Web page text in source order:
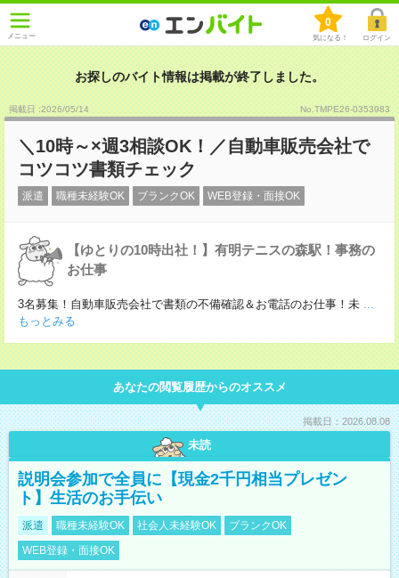
メニュー
0
気になる！ ログイン
お探しのバイト情報は掲載が終了しました。
掲載日 :2026/05/14 No.TMPE26-0353983
＼10時～×週3相談OK！／自動車販売会社で
コツコツ書類チェック
派遣 職種未経験OK ブランクOK WEB登録・面接OK
【ゆとりの10時出社！】有明テニスの森駅！事務の
お仕事
3名募集！自動車販売会社で書類の不備確認＆お電話のお仕事！未 ...
もっとみる
あなたの閲覧履歴からのオススメ
掲載日：2026.08.08
未読
説明会参加で全員に【現金2千円相当プレゼン
ト】生活のお手伝い
派遣 職種未経験OK 社会人未経験OK
ブランクOK
WEB登録・面接OK